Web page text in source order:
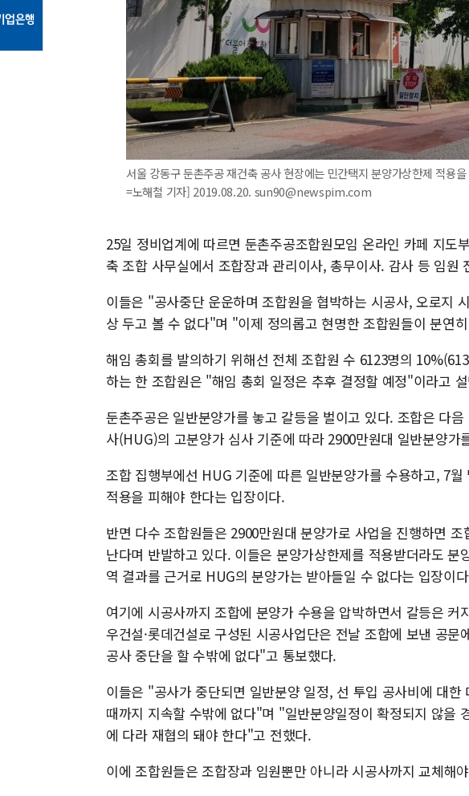
서울 강동구 둔촌주공 재건축 공사 현장에는 민간택지 분양가상한제 적용
=노해철 기자] 2019.08.20. sun90@newspim.com
25일 정비업계에 따르면 둔촌주공조합원모임 온라인 카페 지도
축 조합 사무실에서 조합장과 관리이사, 총무이사. 감사 등 임원
이들은 "공사중단 운운하며 조합원을 협박하는 시공사, 오로지
상 두고 볼 수 없다"며 "이제 정의롭고 현명한 조합원들이 분연
해임 총회를 발의하기 위해선 전체 조합원 수 6123명의
하는 한 조합원은 "해임 총회 일정은 추후 결정할 예정"이라고
둔촌주공은 일반분양가를 놓고 갈등을 벌이고 있다. 조합은 다
사(HUG)의 고분양가 심사 기준에 따라 2900만원대 일반분양가
조합 집행부에선 HUG 기준에 따른 일반분양가를 수용하고, 7
적용을 피해야 한다는 입장이다.
반면 다수 조합원들은 2900만원대 분양가로 사업을 진행하면
난다며 반발하고 있다. 이들은 분양가상한제를 적용받더라도
역 결과를 근거로 HUG의 분양가는 받아들일 수 없다는 입장이
여기에 시공사까지 조합에 분양가 수용을 압박하면서 갈등은 커
우건설·롯데건설로 구성된 시공사업단은 전날 조합에 보낸 공
공사 중단을 할 수밖에 없다"고 통보했다.
이들은 "공사가 중단되면 일반분양 일정, 선 투입 공사비에 대
때까지 지속할 수밖에 없다"며 "일반분양일정이 확정되지 않을
에 다라 재협의 돼야 한다"고 전했다.
이에 조합원들은 조합장과 임원뿐만 아니라 시공사까지 교체해